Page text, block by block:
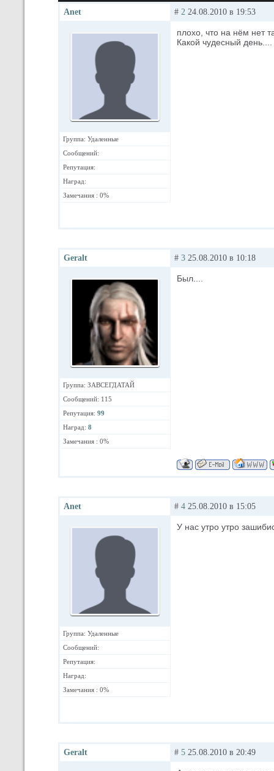
Anet
Группа: Удаленные
Сообщений:
Репутация:
Наград:
Замечания : 0%
# 2 24.08.2010 в 19:53
плохо, что на нём нет
Какой чудесный день....
Geralt
Группа: ЗАВСЕГДАТАЙ
Сообщений: 115
Репутация: 99
Наград: 8
Замечания : 0%
# 3 25.08.2010 в 10:18
Был....
Anet
Группа: Удаленные
Сообщений:
Репутация:
Наград:
Замечания : 0%
# 4 25.08.2010 в 15:05
У нас утро утро
Geralt # 5 25.08.2010 в 20:49